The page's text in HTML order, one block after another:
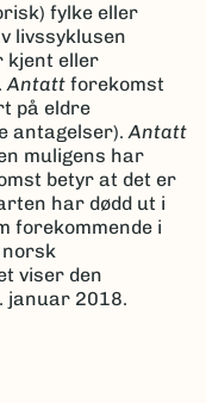
fylke eller
livssyklusen
kjent eller
Antatt forekomst
på eldre
antagelser).Antatt
muligens har
betyr at det er
har dødd ut i
forekommende i
viser den
januar 2018.